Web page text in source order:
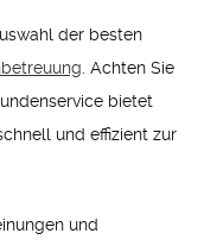
der besten
. Achten Sie
bietet
und effizient zur
und